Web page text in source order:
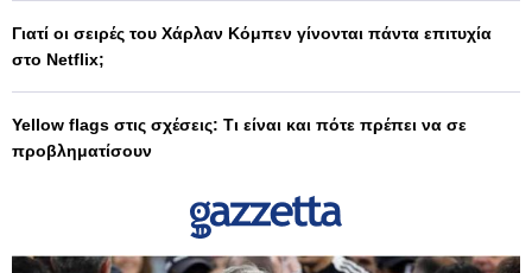
Γιατί οι σειρές του Χάρλαν Κόμπεν γίνονται πάντα επιτυχία
στο Netflix;
Yellow flags στις σχέσεις: Τι είναι και πότε πρέπει να σε
προβληματίσουν